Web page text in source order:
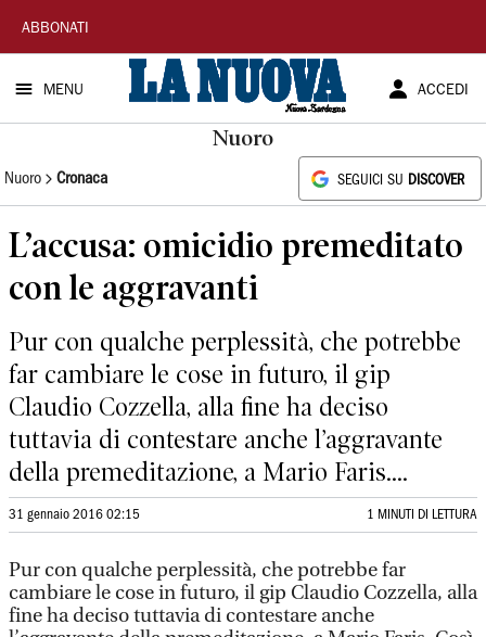
La
Nuova
Sardegna
ABBONATI
MENU ACCEDI
Nuoro
Nuoro Cronaca SEGUICI SU DISCOVER
L’accusa: omicidio premeditato
con le aggravanti
Pur con qualche perplessità, che potrebbe
far cambiare le cose in futuro, il gip
Claudio Cozzella, alla fine ha deciso
tuttavia di contestare anche l’aggravante
della premeditazione, a Mario Faris....
31 gennaio 2016 02:15 1 MINUTI DI LETTURA
Pur con qualche perplessità, che potrebbe far
cambiare le cose in futuro, il gip Claudio Cozzella, alla
fine ha deciso tuttavia di contestare anche